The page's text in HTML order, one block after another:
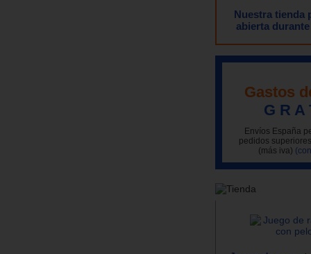
Nuestra tienda
abierta
Gastos
G R A
Envíos España
pedidos
(más iva)